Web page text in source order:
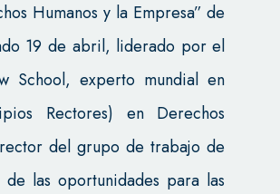
Humanos y la Empresa” de
19 de abril, liderado por el
School, experto mundial en
Rectores) en Derechos
del grupo de trabajo de
las oportunidades para las